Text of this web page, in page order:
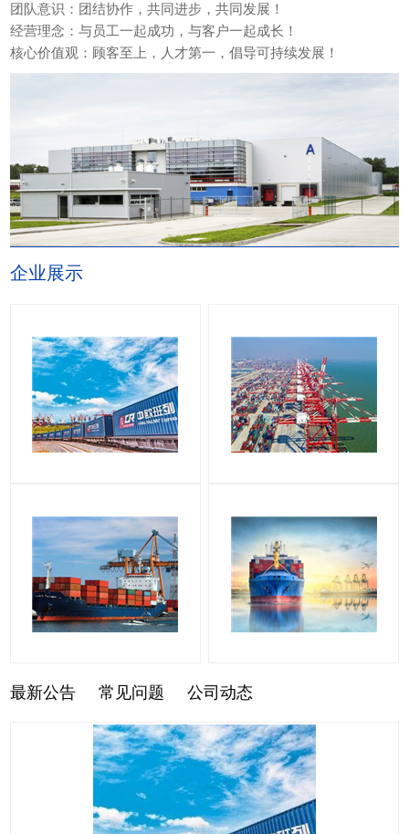
团队意识：团结协作，共同进步，共同发展！
经营理念：与员工一起成功，与客户一起成长！
核心价值观：顾客至上，人才第一，倡导可持续发展！
企业展示
最新公告 常见问题 公司动态